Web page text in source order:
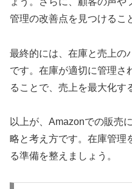
管理の改善点を見つけるこ
最終的には、在庫と売上の
です。在庫が適切に管理さ
ることで、売上を最大化す
以上が、Amazonでの販売
略と考え方です。在庫管理
る準備を整えましょう。